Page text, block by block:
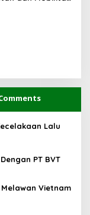
Lalu
PT BVT
Melawan Vietnam